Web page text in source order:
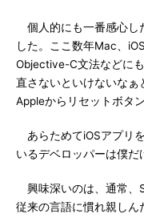
個人的にも一番感心し
した。ここ数年Mac、
Objective-C文法などに
直さないといけないなぁ
Appleからリセットボタ
あらためてiOSアプリ
いるデベロッパーは僕だ
興味深いのは、通常、
従来の言語に慣れ親しん